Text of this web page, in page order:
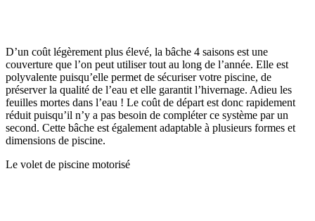
D’un coût légèrement plus élevé, la bâche 4 saisons est une
couverture que l’on peut utiliser tout au long de l’année. Elle est
polyvalente puisqu’elle permet de sécuriser votre piscine, de
préserver la qualité de l’eau et elle garantit l’hivernage. Adieu les
feuilles mortes dans l’eau ! Le coût de départ est donc rapidement
réduit puisqu’il n’y a pas besoin de compléter ce système par un
second. Cette bâche est également adaptable à plusieurs formes et
dimensions de piscine.
Le volet de piscine motorisé